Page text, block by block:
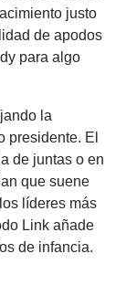
justo
de apodos
para algo
la
presidente. El
de juntas o en
que suene
líderes más
Link añade
de infancia.